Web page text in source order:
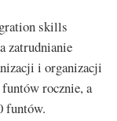
skills
zatrudnianie
i organizacji
rocznie, a
funtów.